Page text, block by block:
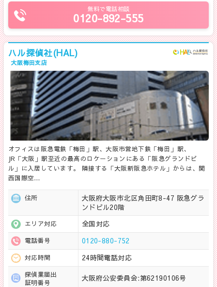
無料で電話相談
0120-892-555
ハル探偵社(HAL)
大阪梅田支店
オフィスは阪急電鉄「梅田」駅、大阪市営地下鉄「梅田」駅、
JR「大阪」駅至近の最高のロケーションにある「阪急グランドビ
ル」に入居しています。 隣接する「大阪新阪急ホテル」からは、関
西国際空…
住所
大阪府大阪市北区角田町8-47 阪急グラ
ンドビル20階
エリア対応 全国対応
電話番号 0120-880-752
対応時間 24時間電話対応
探偵業届出
証明番号
大阪府公安委員会:第62190106号